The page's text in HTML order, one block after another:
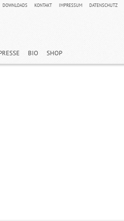
DOWNLOADS KONTAKT IMPRESSUM DATENSCHUTZ
BIO SHOP